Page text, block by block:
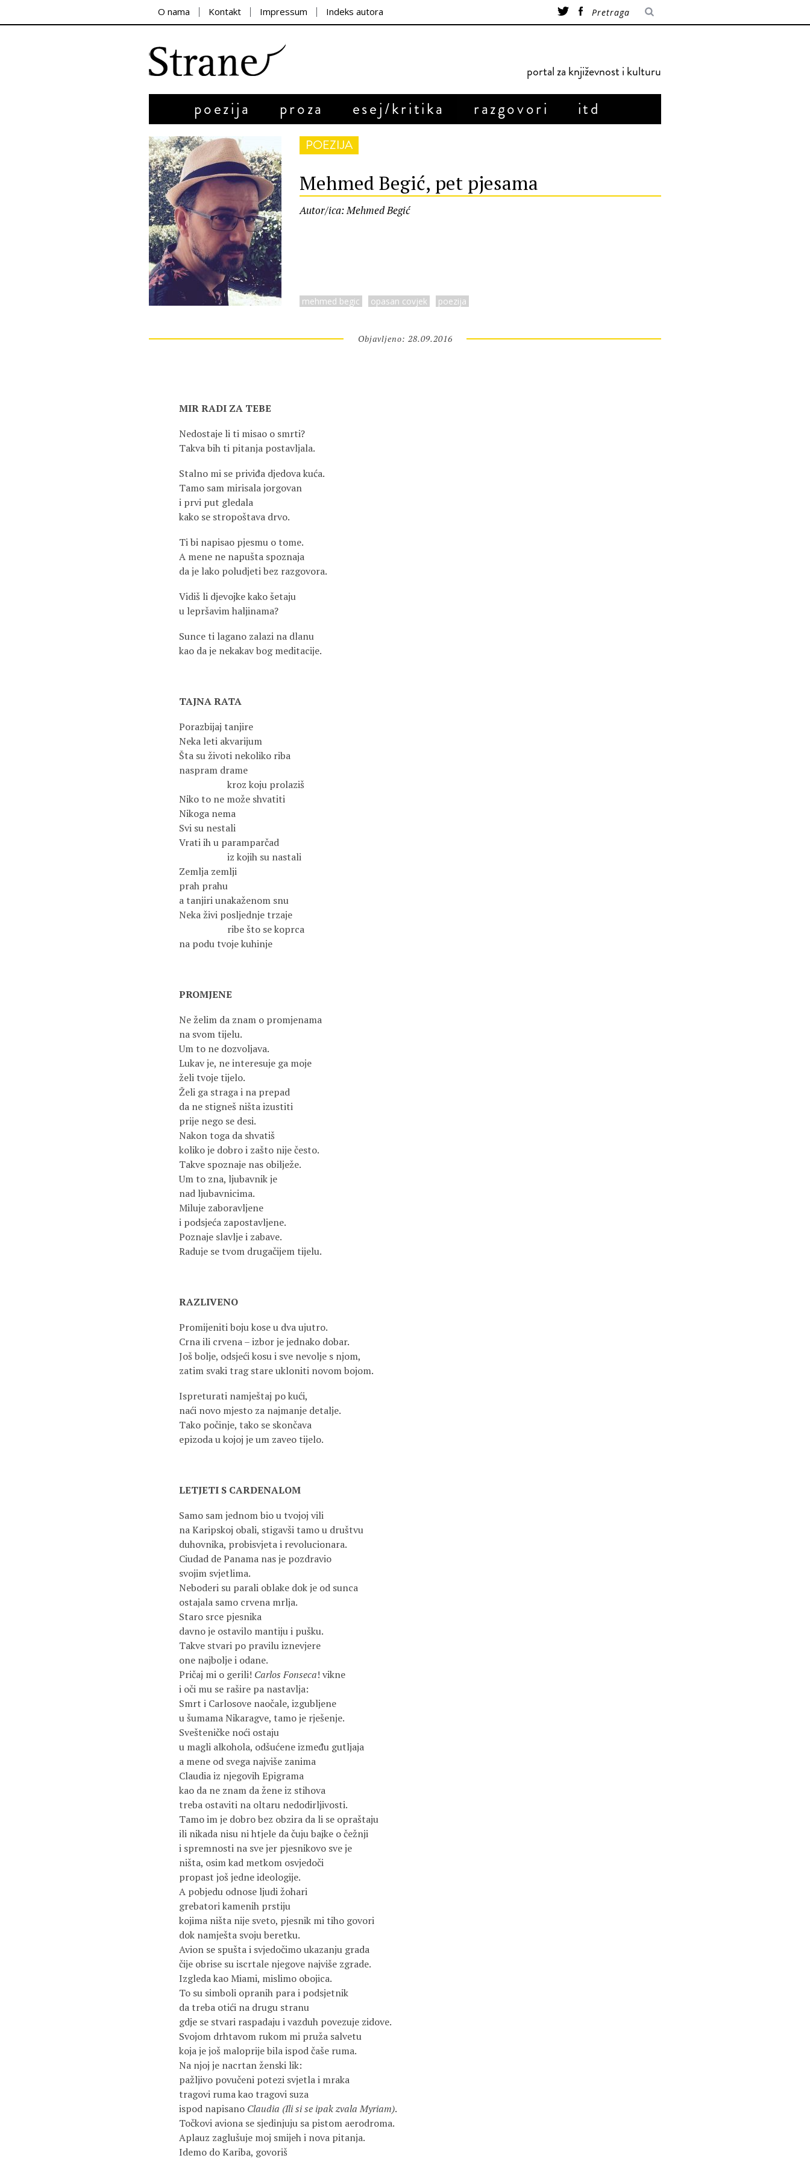
O nama Kontakt Impressum Indeks autora
portal za književnost i kulturu
poezija proza esej/kritika razgovori itd
POEZIJA
Mehmed Begić, pet pjesama
Autor/ica: Mehmed Begić
mehmed begic opasan covjek poezija
Objavljeno: 28.09.2016
MIR RADI ZA TEBE
Nedostaje li ti misao o smrti?
Takva bih ti pitanja postavljala.
Stalno mi se priviđa djedova kuća.
Tamo sam mirisala jorgovan
i prvi put gledala
kako se stropoštava drvo.
Ti bi napisao pjesmu o tome.
A mene ne napušta spoznaja
da je lako poludjeti bez razgovora.
Vidiš li djevojke kako šetaju
u lepršavim haljinama?
Sunce ti lagano zalazi na dlanu
kao da je nekakav bog meditacije.
TAJNA RATA
Porazbijaj tanjire
Neka leti akvarijum
Šta su životi nekoliko riba
naspram drame
kroz koju prolaziš
Niko to ne može shvatiti
Nikoga nema
Svi su nestali
Vrati ih u paramparčad
iz kojih su nastali
Zemlja zemlji
prah prahu
a tanjiri unakaženom snu
Neka živi posljednje trzaje
ribe što se koprca
na podu tvoje kuhinje
PROMJENE
Ne želim da znam o promjenama
na svom tijelu.
Um to ne dozvoljava.
Lukav je, ne interesuje ga moje
želi tvoje tijelo.
Želi ga straga i na prepad
da ne stigneš ništa izustiti
prije nego se desi.
Nakon toga da shvatiš
koliko je dobro i zašto nije često.
Takve spoznaje nas obilježe.
Um to zna, ljubavnik je
nad ljubavnicima.
Miluje zaboravljene
i podsjeća zapostavljene.
Poznaje slavlje i zabave.
Raduje se tvom drugačijem tijelu.
RAZLIVENO
Promijeniti boju kose u dva ujutro.
Crna ili crvena – izbor je jednako dobar.
Još bolje, odsjeći kosu i sve nevolje s njom,
zatim svaki trag stare ukloniti novom bojom.
Ispreturati namještaj po kući,
naći novo mjesto za najmanje detalje.
Tako počinje, tako se skončava
epizoda u kojoj je um zaveo tijelo.
LETJETI S CARDENALOM
Samo sam jednom bio u tvojoj vili
na Karipskoj obali, stigavši tamo u društvu
duhovnika, probisvjeta i revolucionara.
Ciudad de Panama nas je pozdravio
svojim svjetlima.
Neboderi su parali oblake dok je od sunca
ostajala samo crvena mrlja.
Staro srce pjesnika
davno je ostavilo mantiju i pušku.
Takve stvari po pravilu iznevjere
one najbolje i odane.
Pričaj mi o gerili! Carlos Fonseca! vikne
i oči mu se rašire pa nastavlja:
Smrt i Carlosove naočale, izgubljene
u šumama Nikaragve, tamo je rješenje.
Svešteničke noći ostaju
u magli alkohola, odšućene između gutljaja
a mene od svega najviše zanima
Claudia iz njegovih Epigrama
kao da ne znam da žene iz stihova
treba ostaviti na oltaru nedodirljivosti.
Tamo im je dobro bez obzira da li se opraštaju
ili nikada nisu ni htjele da čuju bajke o čežnji
i spremnosti na sve jer pjesnikovo sve je
ništa, osim kad metkom osvjedoči
propast još jedne ideologije.
A pobjedu odnose ljudi žohari
grebatori kamenih prstiju
kojima ništa nije sveto, pjesnik mi tiho govori
dok namješta svoju beretku.
Avion se spušta i svjedočimo ukazanju grada
čije obrise su iscrtale njegove najviše zgrade.
Izgleda kao Miami, mislimo obojica.
To su simboli opranih para i podsjetnik
da treba otići na drugu stranu
gdje se stvari raspadaju i vazduh povezuje zidove.
Svojom drhtavom rukom mi pruža salvetu
koja je još maloprije bila ispod čaše ruma.
Na njoj je nacrtan ženski lik:
pažljivo povučeni potezi svjetla i mraka
tragovi ruma kao tragovi suza
ispod napisano Claudia (Ili si se ipak zvala Myriam).
Točkovi aviona se sjedinjuju sa pistom aerodroma.
Aplauz zaglušuje moj smijeh i nova pitanja.
Idemo do Kariba, govoriš